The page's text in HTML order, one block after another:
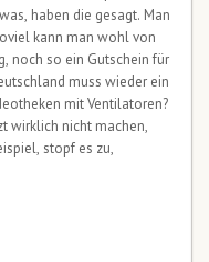
haben die gesagt. Man
kann man wohl von
noch so ein Gutschein für
muss wieder ein
mit Ventilatoren?
wirklich nicht machen,
stopf es zu,